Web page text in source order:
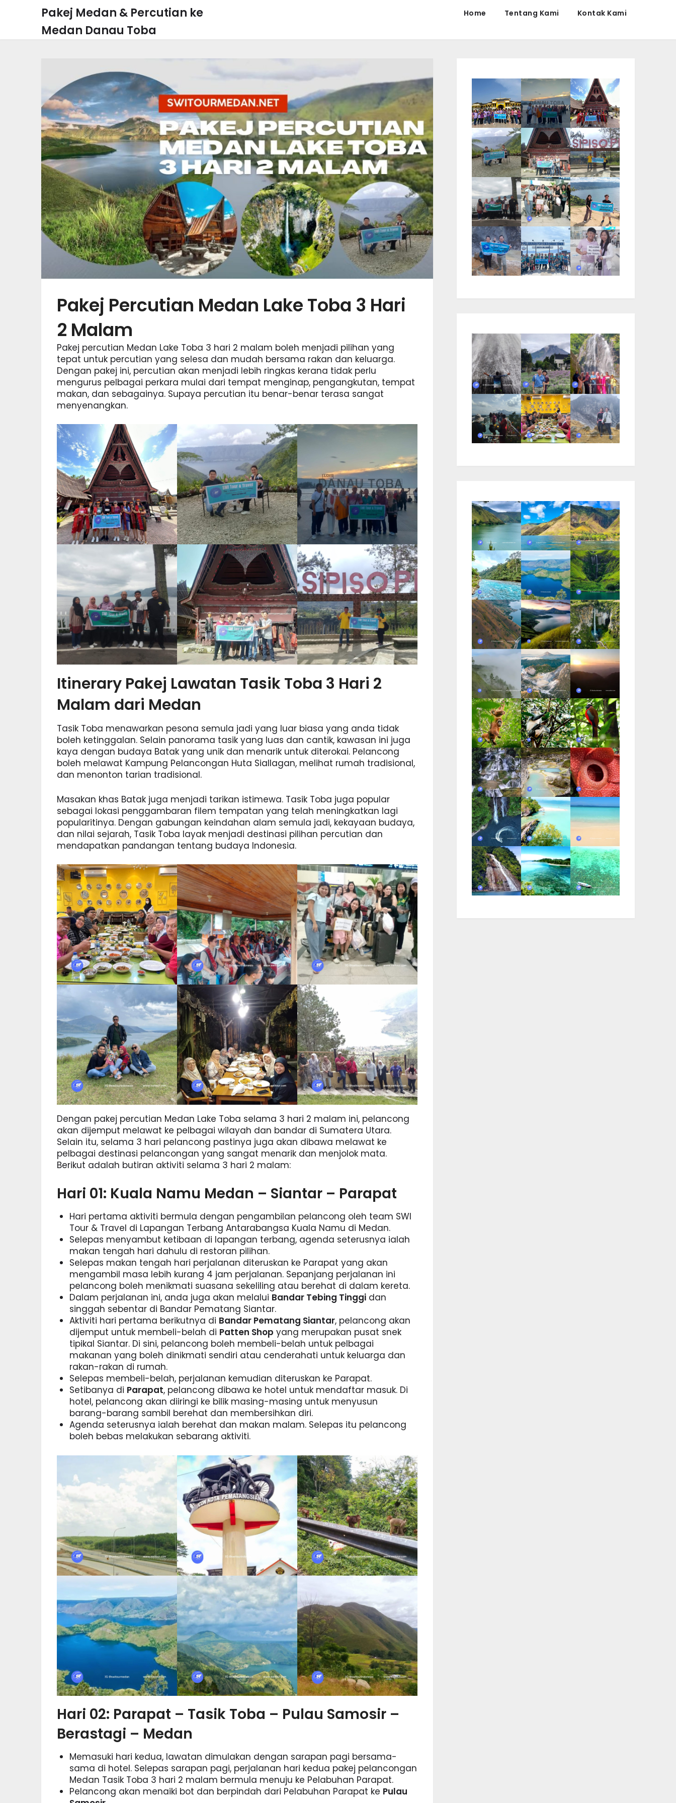
Pakej Medan & Percutian ke
Medan Danau Toba
Home Tentang Kami Kontak Kami
Pakej Percutian Medan Lake Toba 3 Hari
2 Malam
Pakej percutian Medan Lake Toba 3 hari 2 malam boleh menjadi pilihan yang
tepat untuk percutian yang selesa dan mudah bersama rakan dan keluarga.
Dengan pakej ini, percutian akan menjadi lebih ringkas kerana tidak perlu
mengurus pelbagai perkara mulai dari tempat menginap, pengangkutan, tempat
makan, dan sebagainya. Supaya percutian itu benar-benar terasa sangat
menyenangkan.
Itinerary Pakej Lawatan Tasik Toba 3 Hari 2
Malam dari Medan
Tasik Toba menawarkan pesona semula jadi yang luar biasa yang anda tidak
boleh ketinggalan. Selain panorama tasik yang luas dan cantik, kawasan ini juga
kaya dengan budaya Batak yang unik dan menarik untuk diterokai. Pelancong
boleh melawat Kampung Pelancongan Huta Siallagan, melihat rumah tradisional,
dan menonton tarian tradisional.
Masakan khas Batak juga menjadi tarikan istimewa. Tasik Toba juga popular
sebagai lokasi penggambaran filem tempatan yang telah meningkatkan lagi
popularitinya. Dengan gabungan keindahan alam semula jadi, kekayaan budaya,
dan nilai sejarah, Tasik Toba layak menjadi destinasi pilihan percutian dan
mendapatkan pandangan tentang budaya Indonesia.
Dengan pakej percutian Medan Lake Toba selama 3 hari 2 malam ini, pelancong
akan dijemput melawat ke pelbagai wilayah dan bandar di Sumatera Utara.
Selain itu, selama 3 hari pelancong pastinya juga akan dibawa melawat ke
pelbagai destinasi pelancongan yang sangat menarik dan menjolok mata.
Berikut adalah butiran aktiviti selama 3 hari 2 malam:
Hari 01: Kuala Namu Medan – Siantar – Parapat
Hari pertama aktiviti bermula dengan pengambilan pelancong oleh team SWI
Tour & Travel di Lapangan Terbang Antarabangsa Kuala Namu di Medan.
Selepas menyambut ketibaan di lapangan terbang, agenda seterusnya ialah
makan tengah hari dahulu di restoran pilihan.
Selepas makan tengah hari perjalanan diteruskan ke Parapat yang akan
mengambil masa lebih kurang 4 jam perjalanan. Sepanjang perjalanan ini
pelancong boleh menikmati suasana sekeliling atau berehat di dalam kereta.
Dalam perjalanan ini, anda juga akan melalui Bandar Tebing Tinggi dan
singgah sebentar di Bandar Pematang Siantar.
Aktiviti hari pertama berikutnya di Bandar Pematang Siantar, pelancong akan
dijemput untuk membeli-belah di Patten Shop yang merupakan pusat snek
tipikal Siantar. Di sini, pelancong boleh membeli-belah untuk pelbagai
makanan yang boleh dinikmati sendiri atau cenderahati untuk keluarga dan
rakan-rakan di rumah.
Selepas membeli-belah, perjalanan kemudian diteruskan ke Parapat.
Setibanya di Parapat, pelancong dibawa ke hotel untuk mendaftar masuk. Di
hotel, pelancong akan diiringi ke bilik masing-masing untuk menyusun
barang-barang sambil berehat dan membersihkan diri.
Agenda seterusnya ialah berehat dan makan malam. Selepas itu pelancong
boleh bebas melakukan sebarang aktiviti.
Hari 02: Parapat – Tasik Toba – Pulau Samosir –
Berastagi – Medan
Memasuki hari kedua, lawatan dimulakan dengan sarapan pagi bersama-
sama di hotel. Selepas sarapan pagi, perjalanan hari kedua pakej pelancongan
Medan Tasik Toba 3 hari 2 malam bermula menuju ke Pelabuhan Parapat.
Pelancong akan menaiki bot dan berpindah dari Pelabuhan Parapat ke Pulau